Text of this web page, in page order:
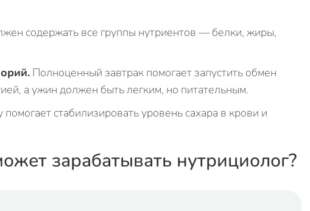
содержать все группы нутриентов — белки, жиры,
Полноценный завтрак помогает запустить обмен
а ужин должен быть легким, но питательным.
стабилизировать уровень сахара в крови и
зарабатывать нутрициолог?